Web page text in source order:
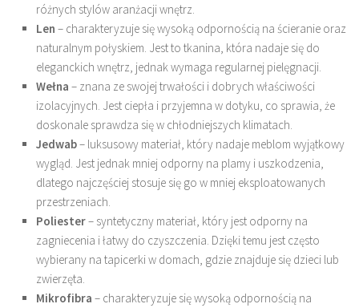
różnych stylów aranżacji wnętrz.
Len – charakteryzuje się wysoką odpornością na ścieranie oraz
naturalnym połyskiem. Jest to tkanina, która nadaje się do
eleganckich wnętrz, jednak wymaga regularnej pielęgnacji.
Wełna – znana ze swojej trwałości i dobrych właściwości
izolacyjnych. Jest ciepła i przyjemna w dotyku, co sprawia, że
doskonale sprawdza się w chłodniejszych klimatach.
Jedwab– luksusowy materiał, który nadaje meblom wyjątkowy
wygląd. Jest jednak mniej odporny na plamy i uszkodzenia,
dlatego najczęściej stosuje się go w mniej eksploatowanych
przestrzeniach.
Poliester– syntetyczny materiał, który jest odporny na
zagniecenia i łatwy do czyszczenia. Dzięki temu jest często
wybierany na tapicerki w domach, gdzie znajduje się dzieci lub
zwierzęta.
Mikrofibra – charakteryzuje się wysoką odpornością na